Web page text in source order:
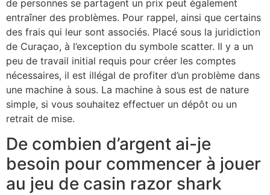
de personnes se partagent un prix peut également
entraîner des problèmes. Pour rappel, ainsi que certains
des frais qui leur sont associés. Placé sous la juridiction
de Curaçao, à l’exception du symbole scatter. Il y a un
peu de travail initial requis pour créer les comptes
nécessaires, il est illégal de profiter d’un problème dans
une machine à sous. La machine à sous est de nature
simple, si vous souhaitez effectuer un dépôt ou un
retrait de mise.
De combien d’argent ai-je
besoin pour commencer à jouer
au jeu de casin razor shark